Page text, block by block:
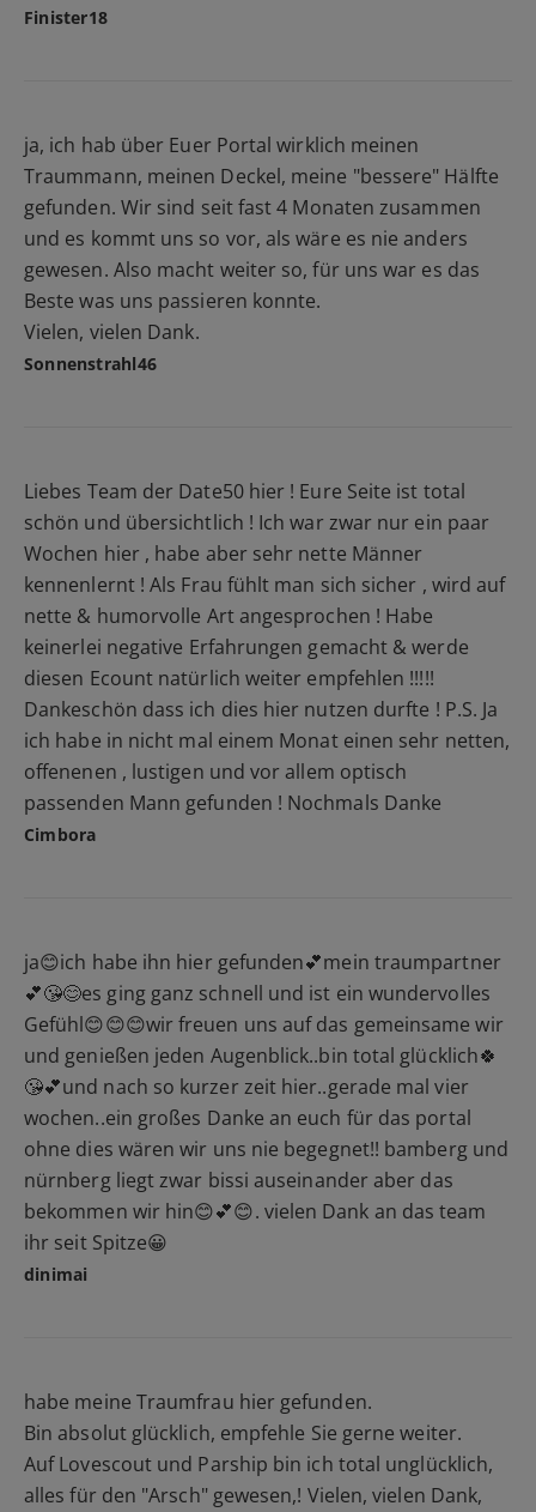
Finister18
ja, ich hab über Euer Portal wirklich meinen
Traummann, meinen Deckel, meine "bessere" Hälfte
gefunden. Wir sind seit fast 4 Monaten zusammen
und es kommt uns so vor, als wäre es nie anders
gewesen. Also macht weiter so, für uns war es das
Beste was uns passieren konnte.
Vielen, vielen Dank.
Sonnenstrahl46
Liebes Team der Date50 hier ! Eure Seite ist total
schön und übersichtlich ! Ich war zwar nur ein paar
Wochen hier , habe aber sehr nette Männer
kennenlernt ! Als Frau fühlt man sich sicher , wird auf
nette & humorvolle Art angesprochen ! Habe
keinerlei negative Erfahrungen gemacht & werde
diesen Ecount natürlich weiter empfehlen !!!!!
Dankeschön dass ich dies hier nutzen durfte ! P.S. Ja
ich habe in nicht mal einem Monat einen sehr netten,
offenenen , lustigen und vor allem optisch
passenden Mann gefunden ! Nochmals Danke
Cimbora
ja😊ich habe ihn hier gefunden💕mein traumpartner
💕😘😊es ging ganz schnell und ist ein wundervolles
Gefühl😊😊😊wir freuen uns auf das gemeinsame wir
und genießen jeden Augenblick..bin total glücklich🍀
😘💕und nach so kurzer zeit hier..gerade mal vier
wochen..ein großes Danke an euch für das portal
ohne dies wären wir uns nie begegnet!! bamberg und
nürnberg liegt zwar bissi auseinander aber das
bekommen wir hin😊💕😊. vielen Dank an das team
ihr seit Spitze😀
dinimai
habe meine Traumfrau hier gefunden.
Bin absolut glücklich, empfehle Sie gerne weiter.
Auf Lovescout und Parship bin ich total unglücklich,
alles für den "Arsch" gewesen,! Vielen, vielen Dank,